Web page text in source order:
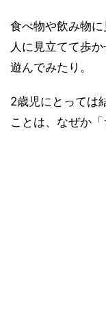
食べ物や飲み物に
人に見立てて歩
遊んでみたり。
2歳児にとっては
ことは、なぜか「